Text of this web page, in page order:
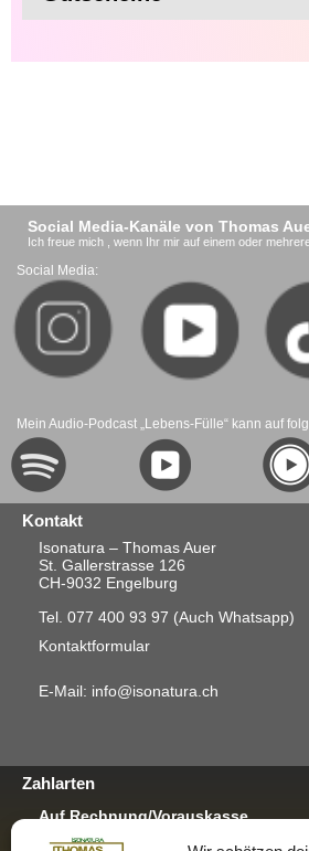
Social Media-Kanäle von Thomas
Ich freue mich , wenn Ihr mir auf einem oder
Social Media:
Mein Audio-Podcast „Lebens-Fülle“ kann auf
Kontakt
Isonatura – Thomas Auer
St. Gallerstrasse 126
CH-9032 Engelburg
Tel. 077 400 93 97 (Auch Whatsapp)
Kontaktformular
E-Mail: info@isonatura.ch
Zahlarten
Auf Rechnung/Vorauskasse